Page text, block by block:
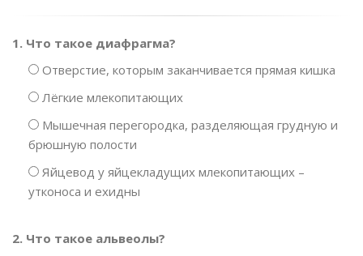
1. Что такое диафрагма?
Отверстие, которым заканчивается прямая кишка
Лёгкие млекопитающих
Мышечная перегородка, разделяющая грудную и
брюшную полости
Яйцевод у яйцекладущих млекопитающих –
утконоса и ехидны
2. Что такое альвеолы?